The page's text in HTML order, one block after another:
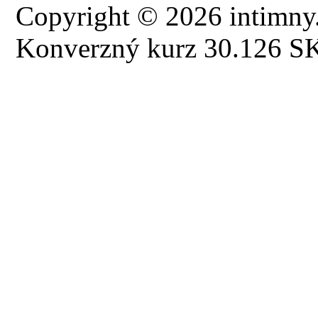
Copyright © 2026
Konverzný kurz 30.126